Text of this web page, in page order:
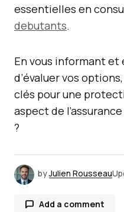
essentielles en
debutants.
En vous informant
d’évaluer vos
clés pour une
aspect de
?
byJulien Rousseau
Add a comment